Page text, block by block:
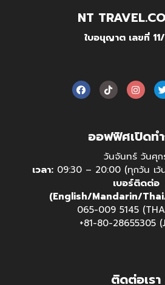
NT
ใบอนุญาต เลขที่ 11/
ออฟฟิศเปิดท
วันจันทร์ วันศุก
เวลา: 09:30 – 20:00 (ทุกวัน เ
เบอร์ติดต่อ
(English/Mandarin/
065-009 5145
+81-80-28655305
ติดต่อเรา